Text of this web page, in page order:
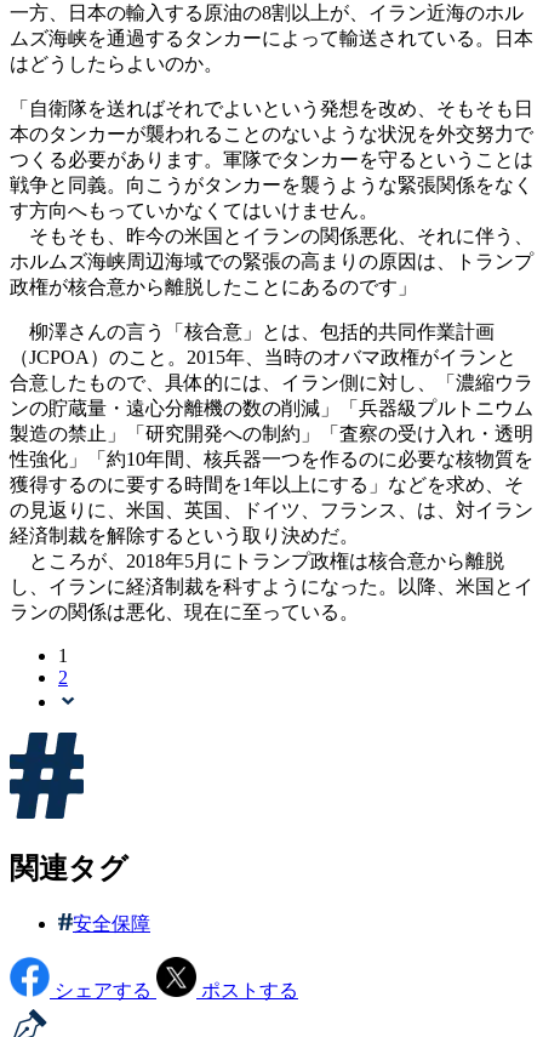
一方、日本の輸入する原油の8割以上が、イラン近海のホル
ムズ海峡を通過するタンカーによって輸送されている。日本
はどうしたらよいのか。
「自衛隊を送ればそれでよいという発想を改め、そもそも日
本のタンカーが襲われることのないような状況を外交努力で
つくる必要があります。軍隊でタンカーを守るということは
戦争と同義。向こうがタンカーを襲うような緊張関係をなく
す方向へもっていかなくてはいけません。
そもそも、昨今の米国とイランの関係悪化、それに伴う、
ホルムズ海峡周辺海域での緊張の高まりの原因は、トランプ
政権が核合意から離脱したことにあるのです」
柳澤さんの言う「核合意」とは、包括的共同作業計画
（JCPOA）のこと。2015年、当時のオバマ政権がイランと
合意したもので、具体的には、イラン側に対し、「濃縮ウラ
ンの貯蔵量・遠心分離機の数の削減」「兵器級プルトニウム
製造の禁止」「研究開発への制約」「査察の受け入れ・透明
性強化」「約10年間、核兵器一つを作るのに必要な核物質を
獲得するのに要する時間を1年以上にする」などを求め、そ
の見返りに、米国、英国、ドイツ、フランス、は、対イラン
経済制裁を解除するという取り決めだ。
ところが、2018年5月にトランプ政権は核合意から離脱
し、イランに経済制裁を科すようになった。以降、米国とイ
ランの関係は悪化、現在に至っている。
1
2
関連タグ
安全保障
シェアする ポストする